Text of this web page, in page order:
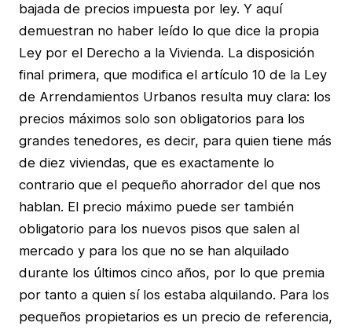
bajada de precios impuesta por ley. Y aquí
demuestran no haber leído lo que dice la propia
Ley por el Derecho a la Vivienda. La disposición
final primera, que modifica el artículo 10 de la Ley
de Arrendamientos Urbanos resulta muy clara: los
precios máximos solo son obligatorios para los
grandes tenedores, es decir, para quien tiene más
de diez viviendas, que es exactamente lo
contrario que el pequeño ahorrador del que nos
hablan. El precio máximo puede ser también
obligatorio para los nuevos pisos que salen al
mercado y para los que no se han alquilado
durante los últimos cinco años, por lo que premia
por tanto a quien sí los estaba alquilando. Para los
pequeños propietarios es un precio de referencia,